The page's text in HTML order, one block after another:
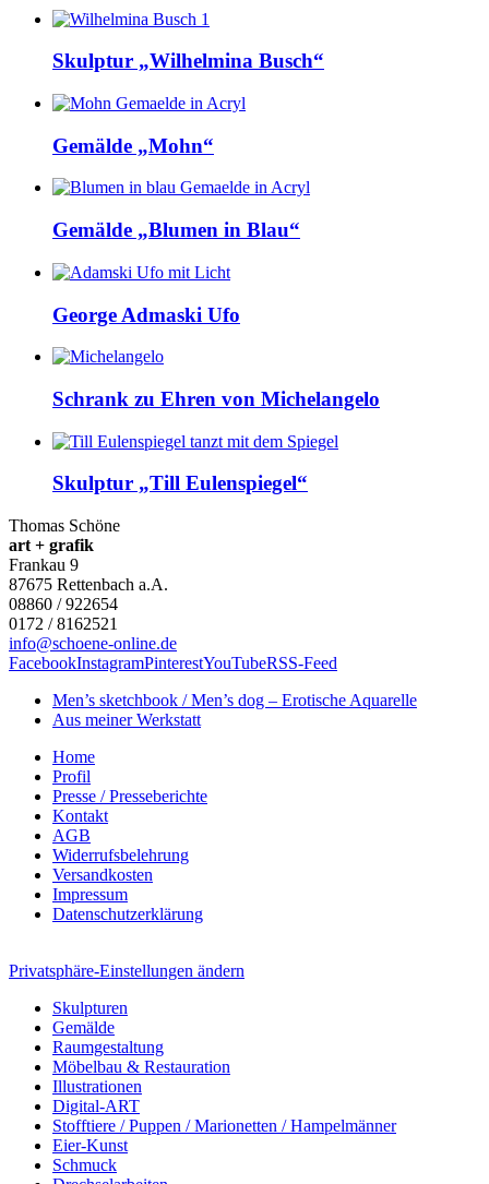
Skulptur „Wilhelmina Busch“
Gemälde „Mohn“
Gemälde „Blumen in Blau“
George Admaski Ufo
Schrank zu Ehren von Michelangelo
Skulptur „Till Eulenspiegel“
Thomas Schöne
art + grafik
Frankau 9
87675 Rettenbach a.A.
08860 / 922654
0172 / 8162521
info@schoene-online.de
FacebookInstagramPinterestYouTubeRSS-Feed
Men’s sketchbook / Men’s dog – Erotische Aquarelle
Aus meiner Werkstatt
Home
Profil
Presse / Presseberichte
Kontakt
AGB
Widerrufsbelehrung
Versandkosten
Impressum
Datenschutzerklärung
Privatsphäre-Einstellungen ändern
Skulpturen
Gemälde
Raumgestaltung
Möbelbau & Restauration
Illustrationen
Digital-ART
Stofftiere / Puppen / Marionetten / Hampelmänner
Eier-Kunst
Schmuck